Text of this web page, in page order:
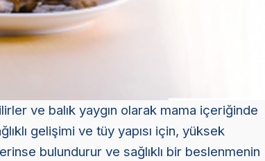
ve balık yaygın olarak mama içeriğinde
gelişimi ve tüy yapısı için, yüksek
bulundurur ve sağlıklı bir beslenmenin